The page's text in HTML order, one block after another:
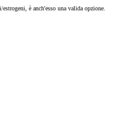
è anch'esso una valida opzione.